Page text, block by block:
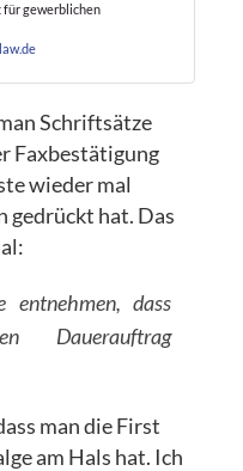
für gewerblichen
Schriftsätze
Faxbestätigung
wieder mal
gedrückt hat. Das
entnehmen, dass
Dauerauftrag
man die First
am Hals hat. Ich